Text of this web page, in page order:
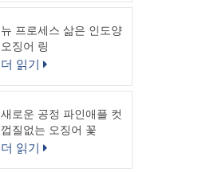
뉴 프로세스 삶은 인도양
오징어 링
더 읽기
새로운 공정 파인애플 컷
껍질없는 오징어 꽃
더 읽기